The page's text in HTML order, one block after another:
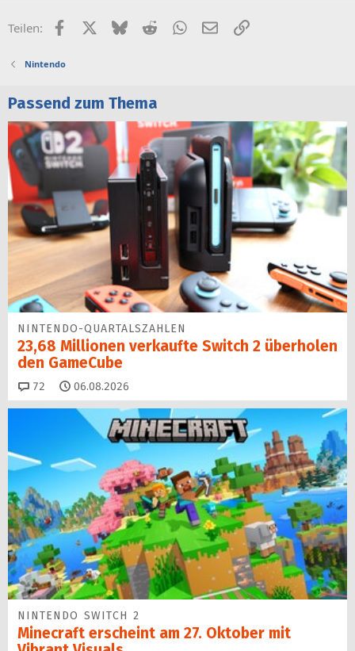
Teilen: FacebookX (Twitter)
BlueskyRedditWhatsApp
E-MailLink
Nintendo
Passend zum Thema
NINTENDO-QUARTALSZAHLEN
23,68 Millionen verkaufte Switch 2 überholen
den GameCube
72 Kommentare
06.08.2026
NINTENDO SWITCH 2
Minecraft erscheint am 27. Oktober mit